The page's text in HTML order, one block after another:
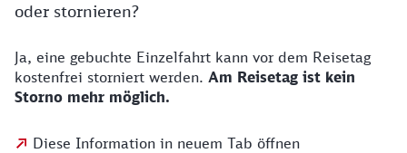
oder stornieren?
Ja, eine gebuchte Einzelfahrt kann vor dem Reisetag
kostenfrei storniert werden. Am Reisetag ist kein
Storno mehr möglich.
Diese Information in neuem Tab öffnen